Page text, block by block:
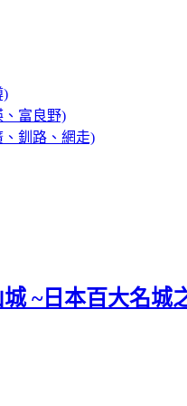
)
富良野)
釧路、網走)
~日本百大名城